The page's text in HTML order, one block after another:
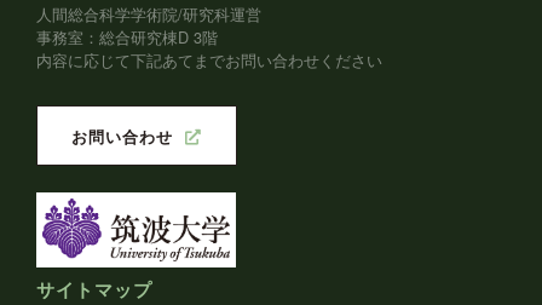
人間総合科学学術院/研究科運営
事務室：総合研究棟D 3階
内容に応じて下記あてまでお問い合わせください
お問い合わせ
サイトマップ